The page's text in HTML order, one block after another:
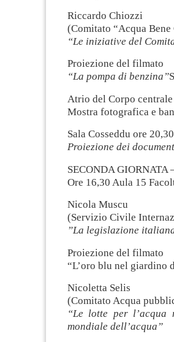
Riccardo Chiozzi
(Comitato “Acqua
“Le iniziative del
Proiezione del filmato
“La pompa di benzina”
Atrio del Corpo
Mostra fotografica e
Sala Cosseddu ore
Proiezione dei
SECONDA GIORNATA
Ore 16,30 Aula 15
Nicola Muscu
(Servizio Civile
”La legislazione
Proiezione del filmato
“L’oro blu nel giardino
Nicoletta Selis
(Comitato Acqua
“Le lotte per
mondiale dell’acqua”